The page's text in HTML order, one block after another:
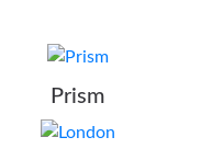
Prism